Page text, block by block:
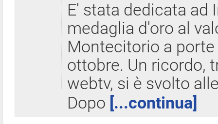
E' stata dedicata ad
medaglia d'oro al
Montecitorio a
ottobre. Un ricordo,
webtv, si è svolto
Dopo [...continua]